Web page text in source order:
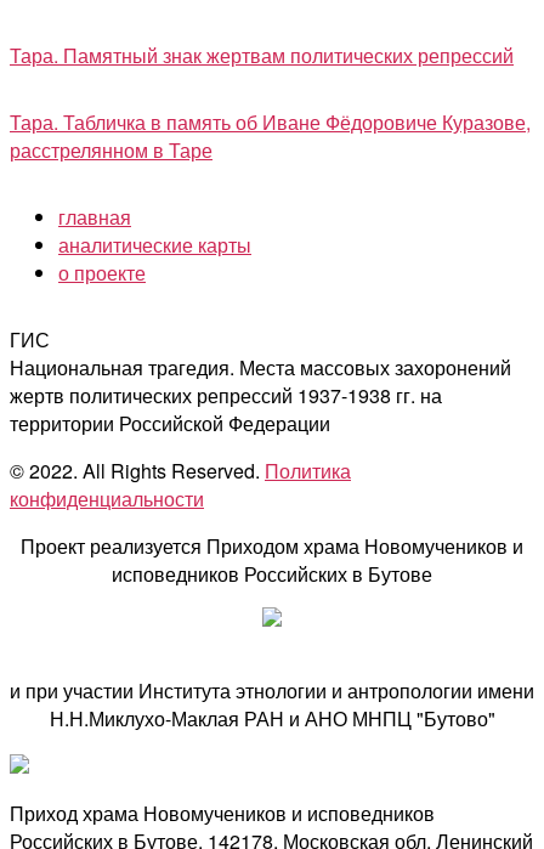
Тара. Памятный знак жертвам политических репрессий
Тара. Табличка в память об Иване Фёдоровиче Куразове,
расстрелянном в Таре
главная
аналитические карты
о проекте
ГИС
Национальная трагедия. Места массовых захоронений
жертв политических репрессий 1937-1938 гг. на
территории Российской Федерации
© 2022. All Rights Reserved. Политика
конфиденциальности
Проект реализуется Приходом храма Новомучеников и
исповедников Российских в Бутове
и при участии Института этнологии и антропологии имени
Н.Н.Миклухо-Маклая РАН и АНО МНПЦ "Бутово"
Приход храма Новомучеников и исповедников
Российских в Бутове. 142178, Московская обл, Ленинский